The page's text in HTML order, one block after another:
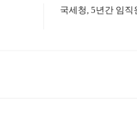
국세청, 5년간 임